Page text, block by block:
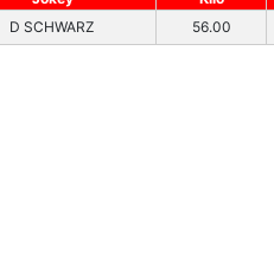
D SCHWARZ 56.00